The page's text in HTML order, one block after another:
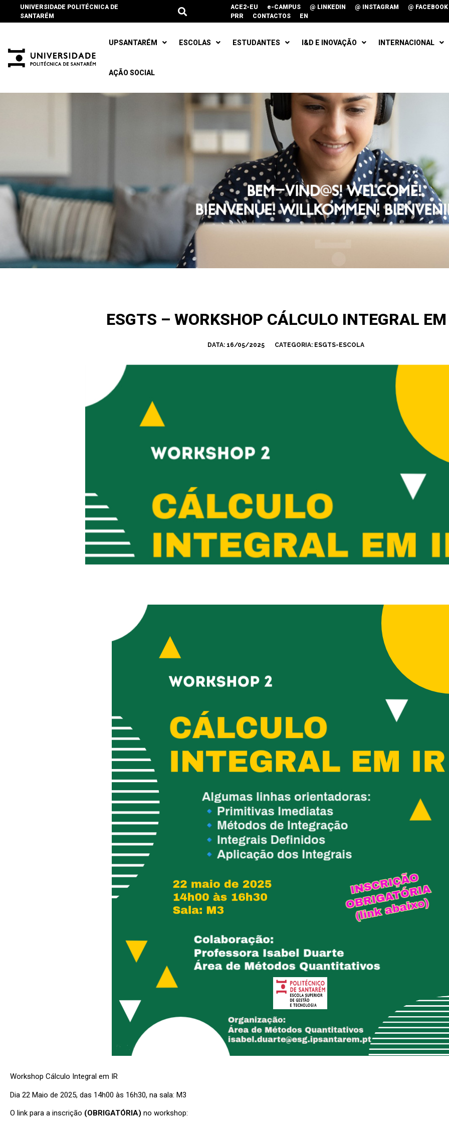
UNIVERSIDADE POLITÉCNICA DE
SANTARÉM
ACE2-EU e-CAMPUS @ LINKEDIN @ INSTAGRAM
@ FACEBOOK
PRR
CONTACTOS EN
UPSANTARÉM ESCOLAS ESTUDANTES I&D E INOVAÇÃO INTERNACIONAL
AÇÃO SOCIAL
ESGTS – WORKSHOP CÁLCULO INTEGRAL
DATA: 16/05/2025 CATEGORIA: ESGTS-ESCOLA
Workshop Cálculo Integral em IR
Dia 22 Maio de 2025, das 14h00 às 16h30, na sala: M3
O link para a inscrição (OBRIGATÓRIA) no workshop: